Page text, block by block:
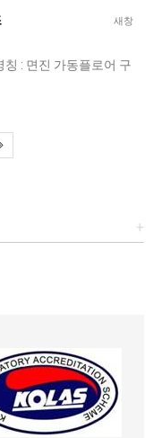
새창
: 면진 가동플로어 구
+